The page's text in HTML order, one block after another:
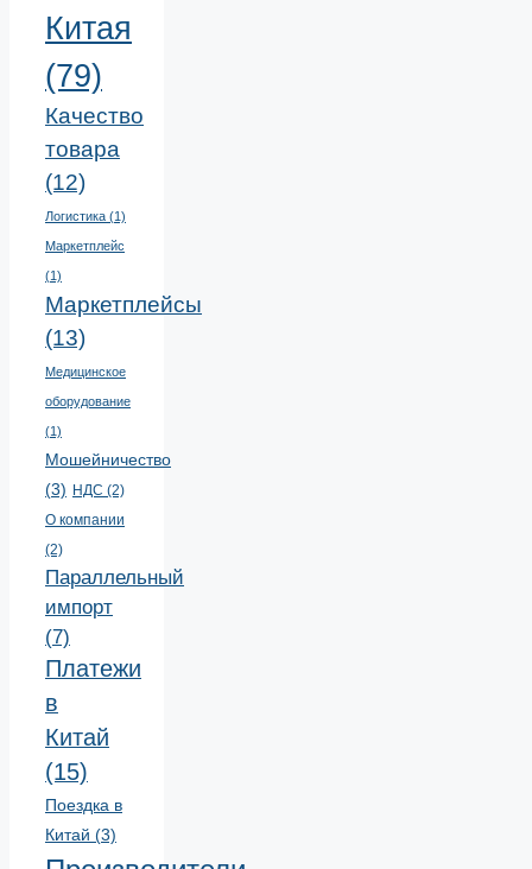
Китая
(79)
Качество
товара
(12)
Логистика (1)
Маркетплейс
(1)
Маркетплейсы
(13)
Медицинское
оборудование
(1)
Мошейничество
(3) НДС (2)
О компании
(2)
Параллельный
импорт
(7)
Платежи
в
Китай
(15)
Поездка в
Китай (3)